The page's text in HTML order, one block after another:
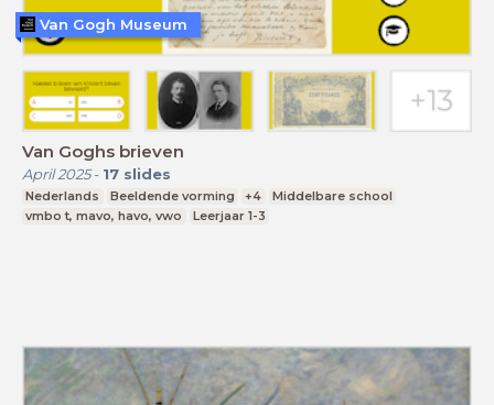
Van Goghs brieven
April 2025- 17 slides
Nederlands Beeldende vorming +4
Middelbare school
vmbo t, mavo, havo, vwo
Leerjaar 1-3
Van Gogh Museum